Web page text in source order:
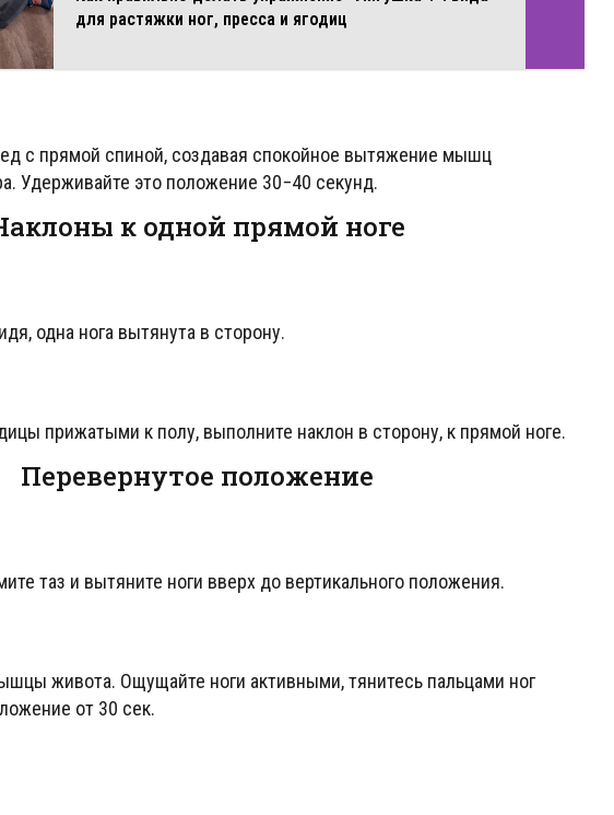
для растяжки ног, пресса и ягодиц
с прямой спиной, создавая спокойное вытяжение мышц
Удерживайте это положение 30−40 секунд.
к одной прямой ноге
одна нога вытянута в сторону.
прижатыми к полу, выполните наклон в сторону, к прямой ноге.
Перевернутое положение
таз и вытяните ноги вверх до вертикального положения.
живота. Ощущайте ноги активными, тянитесь пальцами ног
от 30 сек.